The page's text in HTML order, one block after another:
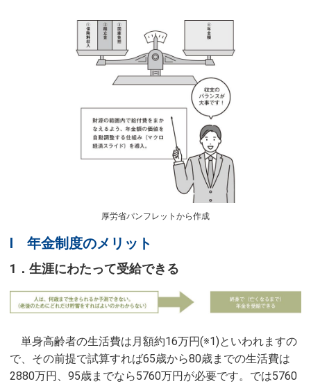
厚労省パンフレットから作成
Ⅰ 年金制度のメリット
1．生涯にわたって受給できる
単身高齢者の生活費は月額約16万円(※1)といわれますの
で、その前提で試算すれば65歳から80歳までの生活費は
2880万円、95歳までなら5760万円が必要です。では5760